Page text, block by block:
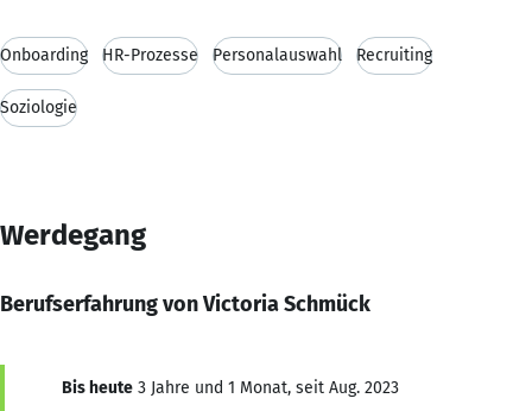
Onboarding HR-Prozesse Personalauswahl Recruiting
Soziologie
Werdegang
Berufserfahrung von Victoria Schmück
Bis heute 3 Jahre und 1 Monat, seit Aug. 2023